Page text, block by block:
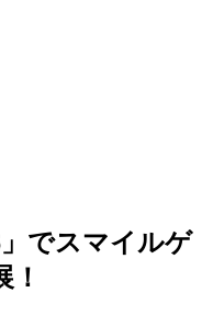
」でスマイルゲ